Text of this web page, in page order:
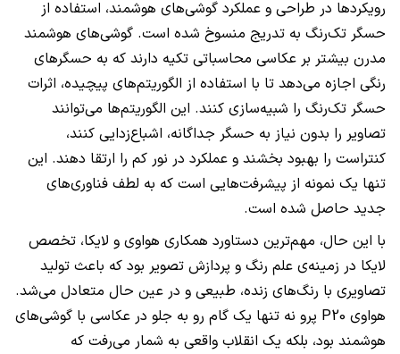
رویکردها در طراحی و عملکرد گوشی‌های هوشمند، استفاده از
حسگر تک‌رنگ به تدریج منسوخ شده است. گوشی‌های هوشمند
مدرن بیشتر بر عکاسی محاسباتی تکیه دارند که به حسگرهای
رنگی اجازه می‌دهد تا با استفاده از الگوریتم‌های پیچیده، اثرات
حسگر تک‌رنگ را شبیه‌سازی کنند. این الگوریتم‌ها می‌توانند
تصاویر را بدون نیاز به حسگر جداگانه، اشباع‌زدایی کنند،
کنتراست را بهبود بخشند و عملکرد در نور کم را ارتقا دهند. این
تنها یک نمونه از پیشرفت‌هایی است که به لطف فناوری‌های
جدید حاصل شده است.
با این حال، مهم‌ترین دستاورد همکاری هواوی و لایکا، تخصص
لایکا در زمینه‌ی علم رنگ و پردازش تصویر بود که باعث تولید
تصاویری با رنگ‌های زنده، طبیعی و در عین حال متعادل می‌شد.
هواوی P20 پرو نه تنها یک گام رو به جلو در عکاسی با گوشی‌های
هوشمند بود، بلکه یک انقلاب واقعی به شمار می‌رفت که